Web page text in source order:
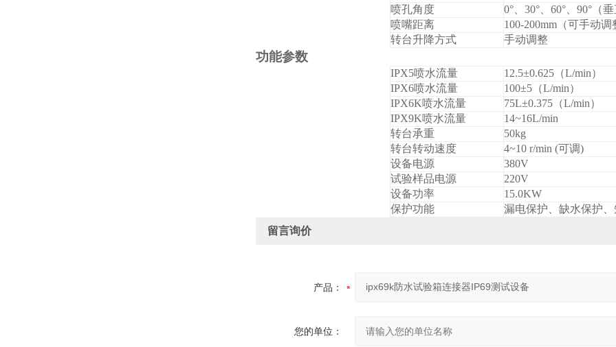
喷孔角度
0°、30°、60°、90°（
喷嘴距离
100-200mm （可手动调
转台升降方式
手动调整
功能参数
IPX5喷水流量 12.5±0.625 （L/min）
IPX6喷水流量 100±5 （L/min）
IPX6K喷水流量 75L±0.375 （L/min）
IPX9K喷水流量
14~16L/min
转台承重
50kg
转台转动速度
4~10 r/min (可调)
设备电源
380V
试验样品电源
220V
设备功率
15.0KW
保护功能
漏电保护、缺水保护
留言询价
产品：
您的单位：